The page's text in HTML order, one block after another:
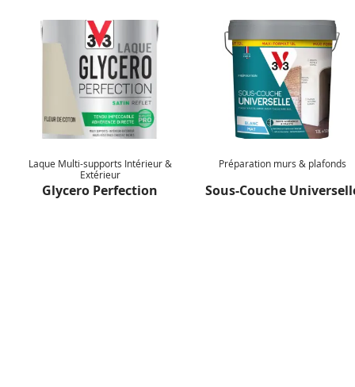
résultat impeccable
Il peut être nécessaire d’appliquer une couche
supplémentaire après séchage pour les coloris vifs ou si
votre support est foncé. Le coloris définitif de la peinture
s’apprécie après séchage complet.
Laque Multi-supports Intérieur &
Extérieur
Glycero Perfection
Préparation murs & plafonds
Sous-Couche